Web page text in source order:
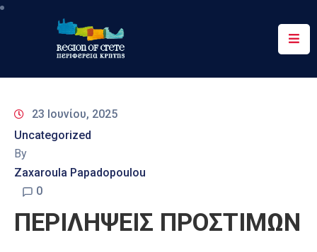
Περιφέρεια
&
Δράσεις
Ψηφιακές
23 Ιουνίου, 2025
Uncategorized
By
Zaxaroula Papadopoulou
0
ΠΕΡΙΛΗΨΕΙΣ ΠΡΟΣΤΙΜΩΝ